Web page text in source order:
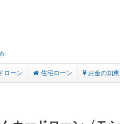
ローン 住宅ローン お金の知恵